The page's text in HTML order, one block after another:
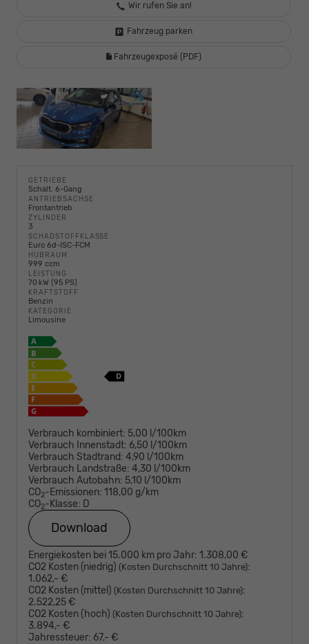
Wir rufen Sie an!
Fahrzeug parken
Fahrzeugexposé (PDF)
GETRIEBE
Schalt. 6-Gang
ANTRIEBSACHSE
Frontantrieb
ZYLINDER
3
SCHADSTOFFKLASSE
Euro 6d-ISC-FCM
HUBRAUM
999 ccm
LEISTUNG
70 kW (95 PS)
KRAFTSTOFF
Benzin
KATEGORIE
Limousine
Verbrauch kombiniert: 5,00 l/100km
Verbrauch Innenstadt: 6,50 l/100km
Verbrauch Stadtrand: 4,90 l/100km
Verbrauch Landstraße: 4,30 l/100km
Verbrauch Autobahn: 5,10 l/100km
CO2-Emissionen: 118,00 g/km
CO2-Klasse: D
Download
Energiekosten bei 15.000 km pro Jahr: 1.308,00 €
CO2 Kosten (niedrig) (Kosten Durchschnitt 10 Jahre):
1.062,- €
CO2 Kosten (mittel) (Kosten Durchschnitt 10 Jahre):
2.522,25 €
CO2 Kosten (hoch) (Kosten Durchschnitt 10 Jahre):
3.894,- €
Jahressteuer: 67,- €